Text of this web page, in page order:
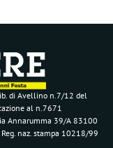
di Avellino n.7/12 del
al n.7671
Annarumma 39/A 83100
naz. stampa 10218/99